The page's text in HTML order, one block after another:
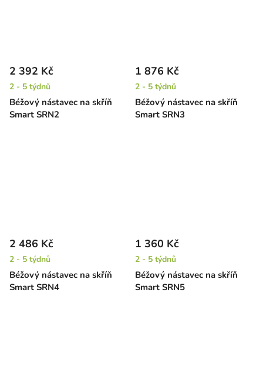
Béžový nástavec na skříň
Smart SRN2
2 392 Kč
2 - 5 týdnů
Béžový nástavec na skříň
Smart SRN3
1 876 Kč
2 - 5 týdnů
Béžový nástavec na skříň
Smart SRN4
2 486 Kč
2 - 5 týdnů
Béžový nástavec na skříň
Smart SRN5
1 360 Kč
2 - 5 týdnů